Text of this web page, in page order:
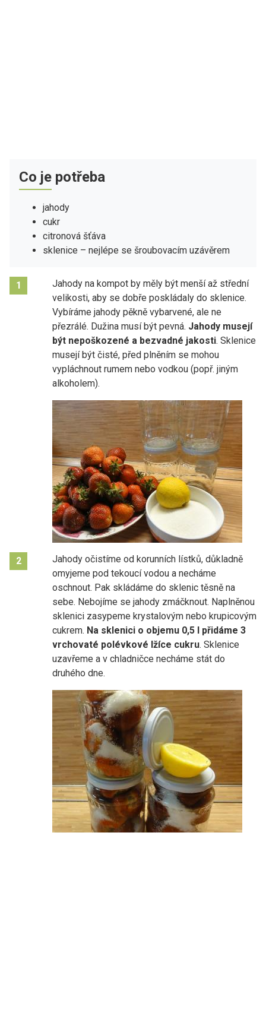
Co je potřeba
jahody
cukr
citronová šťáva
sklenice – nejlépe se šroubovacím uzávěrem
1
Jahody na kompot by měly být menší až střední
velikosti, aby se dobře poskládaly do sklenice.
Vybíráme jahody pěkně vybarvené, ale ne
přezrálé. Dužina musí být pevná. Jahody musejí
být nepoškozené a bezvadné jakosti. Sklenice
musejí být čisté, před plněním se mohou
vypláchnout rumem nebo vodkou (popř. jiným
alkoholem).
2
Jahody očistíme od korunních lístků, důkladně
omyjeme pod tekoucí vodou a necháme
oschnout. Pak skládáme do sklenic těsně na
sebe. Nebojíme se jahody zmáčknout. Naplněnou
sklenici zasypeme krystalovým nebo krupicovým
cukrem. Na sklenici o objemu 0,5 l přidáme 3
vrchovaté polévkové lžíce cukru. Sklenice
uzavřeme a v chladničce necháme stát do
druhého dne.